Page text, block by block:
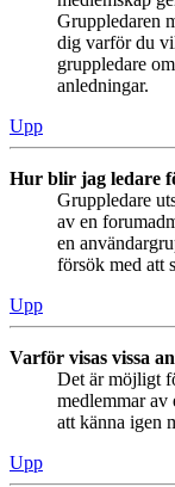
Gruppledaren
dig varför du
gruppledare
anledningar.
Upp
Hur blir jag ledare
Gruppledare
av en
en
försök med att
Upp
Varför visas vissa
Det är möjligt
medlemmar av
att känna igen
Upp